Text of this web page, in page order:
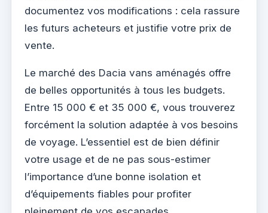
documentez vos modifications : cela rassure
les futurs acheteurs et justifie votre prix de
vente.
Le marché des Dacia vans aménagés offre
de belles opportunités à tous les budgets.
Entre 15 000 € et 35 000 €, vous trouverez
forcément la solution adaptée à vos besoins
de voyage. L’essentiel est de bien définir
votre usage et de ne pas sous-estimer
l’importance d’une bonne isolation et
d’équipements fiables pour profiter